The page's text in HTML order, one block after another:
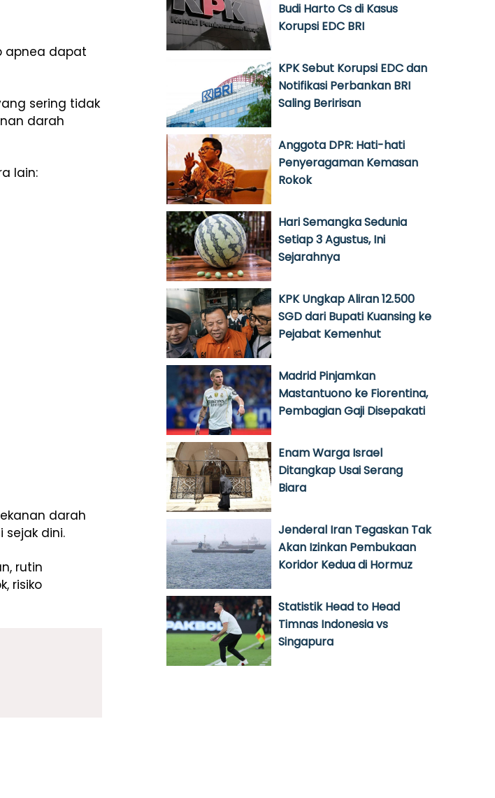
apnea dapat
sering tidak
darah
lain:
darah
dini.
rutin
risiko
Budi Harto Cs di Kasus
Korupsi EDC BRI
KPK Sebut Korupsi EDC dan
Notifikasi Perbankan BRI
Saling Beririsan
Anggota DPR: Hati-hati
Penyeragaman Kemasan
Rokok
Hari Semangka Sedunia
Setiap 3 Agustus, Ini
Sejarahnya
KPK Ungkap Aliran 12.500
SGD dari Bupati Kuansing ke
Pejabat Kemenhut
Madrid Pinjamkan
Mastantuono ke Fiorentina,
Pembagian Gaji Disepakati
Enam Warga Israel
Ditangkap Usai Serang
Biara
Jenderal Iran Tegaskan Tak
Akan Izinkan Pembukaan
Koridor Kedua di Hormuz
Statistik Head to Head
Timnas Indonesia vs
Singapura